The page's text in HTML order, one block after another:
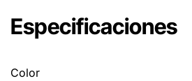
Especificaciones
Color